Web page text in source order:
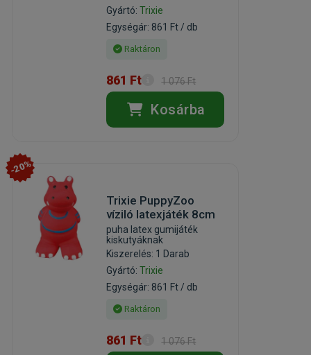
Gyártó:Trixie
Egységár: 861 Ft / db
Raktáron
861 Ft 1 076 Ft
Kosárba
-20%
Trixie PuppyZoo
víziló latexjáték 8cm
puha latex gumijáték
kiskutyáknak
Kiszerelés: 1 Darab
Gyártó:Trixie
Egységár: 861 Ft / db
Raktáron
861 Ft 1 076 Ft